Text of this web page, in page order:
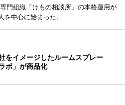
門組織「けもの相談所」の本格運用が
中心に始まった。
をイメージしたルームスプレー
ボ」が商品化